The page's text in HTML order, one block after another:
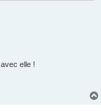
elle !